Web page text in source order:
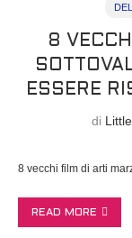
8
ESSERE
di
8 vecchi film di arti
READ MORE